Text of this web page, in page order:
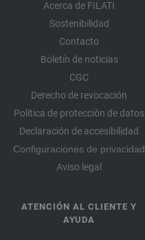
Acerca de FILATI
Sostenibilidad
Contacto
Boletín de noticias
CGC
Derecho de revocación
Política de protección de datos
Declaración de accesibilidad
Configuraciones de privacidad
Aviso legal
ATENCIÓN AL CLIENTE Y
AYUDA